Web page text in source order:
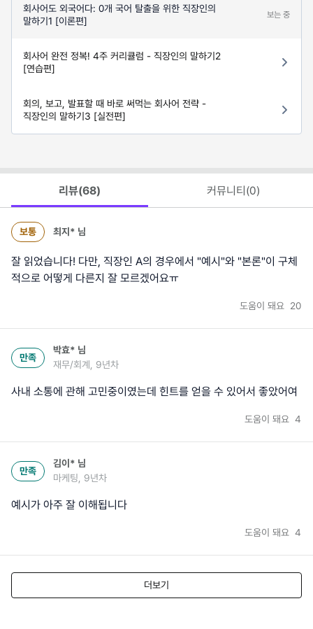
회사어도 외국어다: 0개 국어 탈출을 위한 직장인의
말하기1 [이론편]
보는 중
회사어 완전 정복! 4주 커리큘럼 - 직장인의 말하기2
[연습편]
회의, 보고, 발표할 때 바로 써먹는 회사어 전략 -
직장인의 말하기3 [실전편]
리뷰(68) 커뮤니티(0)
보통 최지* 님
잘 읽었습니다! 다만, 직장인 A의 경우에서 "예시"와 "본론"이 구체
적으로 어떻게 다른지 잘 모르겠어요ㅠ
도움이 돼요 20
만족
박효* 님
재무/회계, 9년차
사내 소통에 관해 고민중이였는데 힌트를 얻을 수 있어서 좋았어여
도움이 돼요 4
만족
김이* 님
마케팅, 9년차
예시가 아주 잘 이해됩니다
도움이 돼요 4
더보기